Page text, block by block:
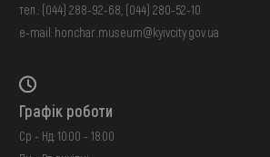
тел.: (044) 288-92-68 (044) 280-52-10
e-mail: honchar.museum@kyivcity.gov.ua
Графік роботи
Ср - Нд: 10:00 - 18:00